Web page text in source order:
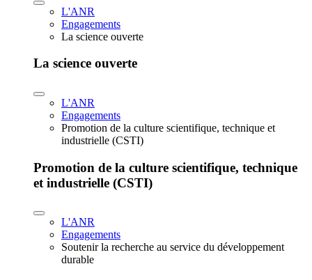
L'ANR
Engagements
La science ouverte
La science ouverte
L'ANR
Engagements
Promotion de la culture scientifique, technique et
industrielle (CSTI)
Promotion de la culture scientifique, technique
et industrielle (CSTI)
L'ANR
Engagements
Soutenir la recherche au service du développement
durable